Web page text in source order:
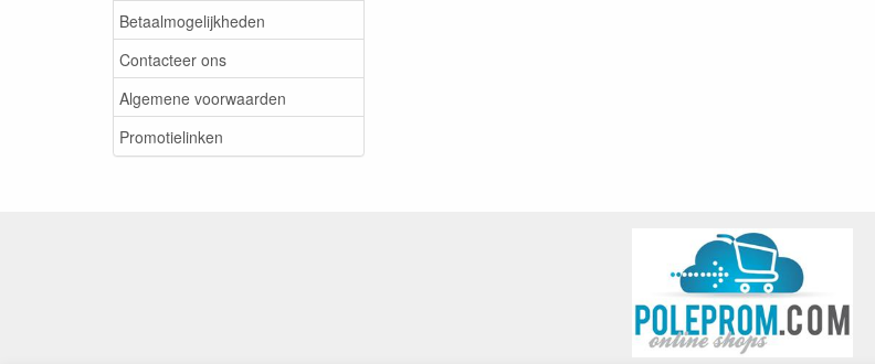
Betaalmogelijkheden
Contacteer ons
Algemene voorwaarden
Promotielinken